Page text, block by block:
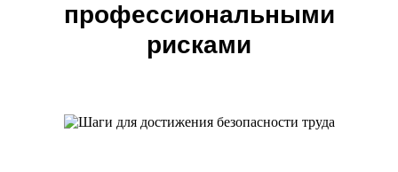
профессиональными
рисками